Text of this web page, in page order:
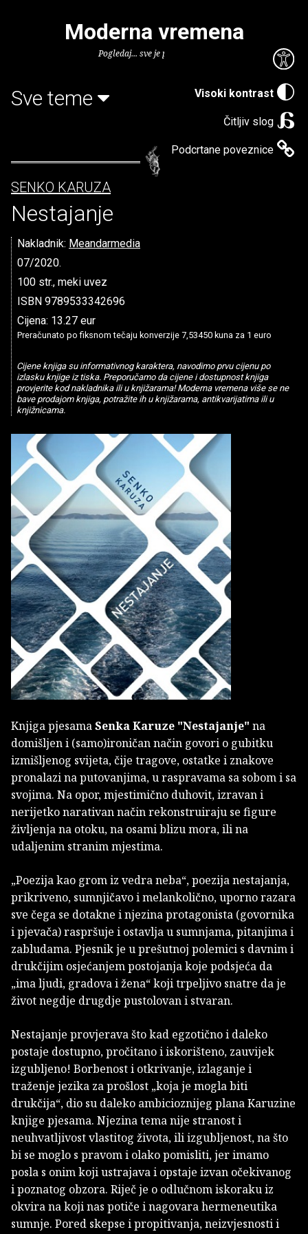
Visoki kontrast
Čitljiv slog
Podcrtane poveznice
Moderna vremena
Pogledaj... sve je puno knjiga.
Sve teme
SENKO KARUZA
Nestajanje
Nakladnik: Meandarmedia
07/2020.
100 str., meki uvez
ISBN 9789533342696
Cijena: 13.27 eur
Preračunato po fiksnom tečaju konverzije 7,53450 kuna za 1 euro
Cijene knjiga su informativnog karaktera, navodimo prvu cijenu po
izlasku knjige iz tiska. Preporučamo da cijene i dostupnost knjiga
provjerite kod nakladnika ili u knjižarama! Moderna vremena više se ne
bave prodajom knjiga, potražite ih u knjižarama, antikvarijatima ili u
knjižnicama.
Knjiga pjesamaSenka Karuze "Nestajanje" na
domišljen i (samo)ironičan način govori o gubitku
izmišljenog svijeta, čije tragove, ostatke i znakove
pronalazi na putovanjima, u raspravama sa sobom i sa
svojima. Na opor, mjestimično duhovit, izravan i
nerijetko narativan način rekonstruiraju se figure
življenja na otoku, na osami blizu mora, ili na
udaljenim stranim mjestima.
„Poezija kao grom iz vedra neba“, poezija nestajanja,
prikriveno, sumnjičavo i melankolično, uporno razara
sve čega se dotakne i njezina protagonista (govornika
i pjevača) raspršuje i ostavlja u sumnjama, pitanjima i
zabludama. Pjesnik je u prešutnoj polemici s davnim i
drukčijim osjećanjem postojanja koje podsjeća da
„ima ljudi, gradova i žena“ koji trpeljivo snatre da je
život negdje drugdje pustolovan i stvaran.
Nestajanje provjerava što kad egzotično i daleko
postaje dostupno, pročitano i iskorišteno, zauvijek
izgubljeno! Borbenost i otkrivanje, izlaganje i
traženje jezika za prošlost „koja je mogla biti
drukčija“, dio su daleko ambicioznijeg plana Karuzine
knjige pjesama. Njezina tema nije stranost i
neuhvatljivost vlastitog života, ili izgubljenost, na što
bi se moglo s pravom i olako pomisliti, jer imamo
posla s onim koji ustrajava i opstaje izvan očekivanog
i poznatog obzora. Riječ je o odlučnom iskoraku iz
okvira na koji nas potiče i nagovara hermeneutika
sumnje. Pored skepse i propitivanja, neizvjesnosti i